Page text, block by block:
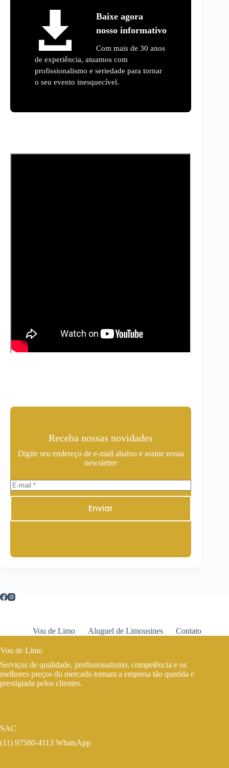
Baixe agora
nosso informativo
Com mais de 30 anos
de experiência, atuamos com
profissionalismo e seriedade para tornar
o seu evento inesquecível.
Receba nossas novidades
Digite seu endereço de e-mail abaixo e assine nossa
newsletter
Enviar
Vou de Limo Aluguel de Limousines Contato
Vou de Limo
Serviços de qualidade, profissionalismo, competência e os
melhores preços do mercado tornam a empresa tão querida e
prestigiada pelos clientes.
SAC
(11) 97580-4113 WhatsApp